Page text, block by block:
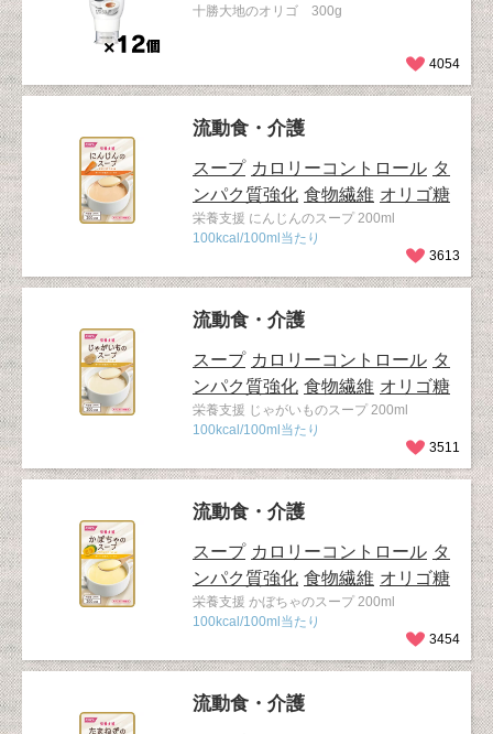
十勝大地のオリゴ 300g
4054
流動食・介護
スープ カロリーコントロール タ
ンパク質強化 食物繊維 オリゴ糖
栄養支援 にんじんのスープ 200ml
100kcal/100ml当たり
3613
流動食・介護
スープ カロリーコントロール タ
ンパク質強化 食物繊維 オリゴ糖
栄養支援 じゃがいものスープ 200ml
100kcal/100ml当たり
3511
流動食・介護
スープ カロリーコントロール タ
ンパク質強化 食物繊維 オリゴ糖
栄養支援 かぼちゃのスープ 200ml
100kcal/100ml当たり
3454
流動食・介護